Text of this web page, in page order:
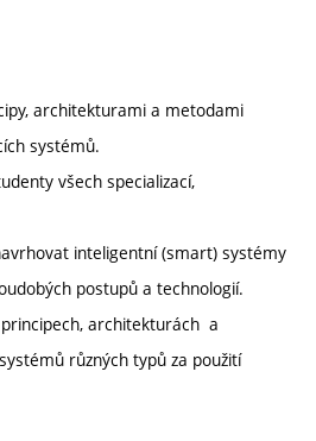
architekturami a metodami
systémů.
všech specializací,
inteligentní (smart) systémy
postupů a technologií.
architekturách a
různých typů za použití